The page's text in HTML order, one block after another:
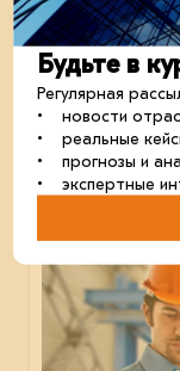
Мировой
на весну
На фоне зимнего
потребление
считают, что
выравниваться.
строительство
Будьте в
Регулярная
• новости
• реальные
• прогнозы и
• экспертные